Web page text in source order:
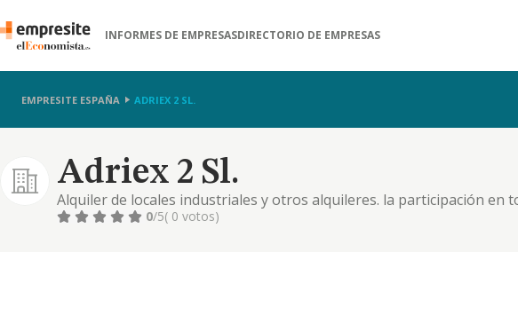
INFORMES DE EMPRESASDIRECTORIO DE EMPRESAS
EMPRESITE ESPAÑA ADRIEX 2 SL.
Adriex 2 Sl.
Alquiler de locales industriales y otros alquileres. la participación en
comunidades de bienes o entidades en generalcon o sin
0/5( 0 votos)